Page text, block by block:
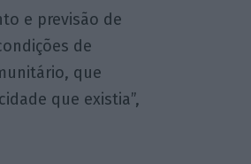
e previsão de
de
que
que existia”,